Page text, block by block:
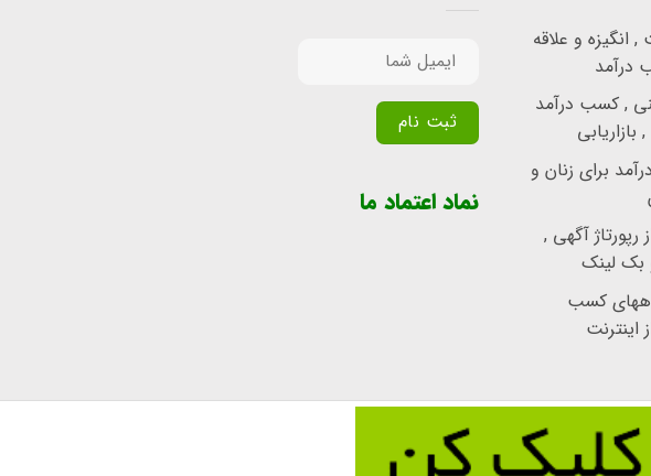
انگیزه و علاقه
درآمد
, کسب درآمد
برای زنان و
رپورتاژ آگهی ,
بک لینک
کسب
اینترنت
نماد اعتماد ما